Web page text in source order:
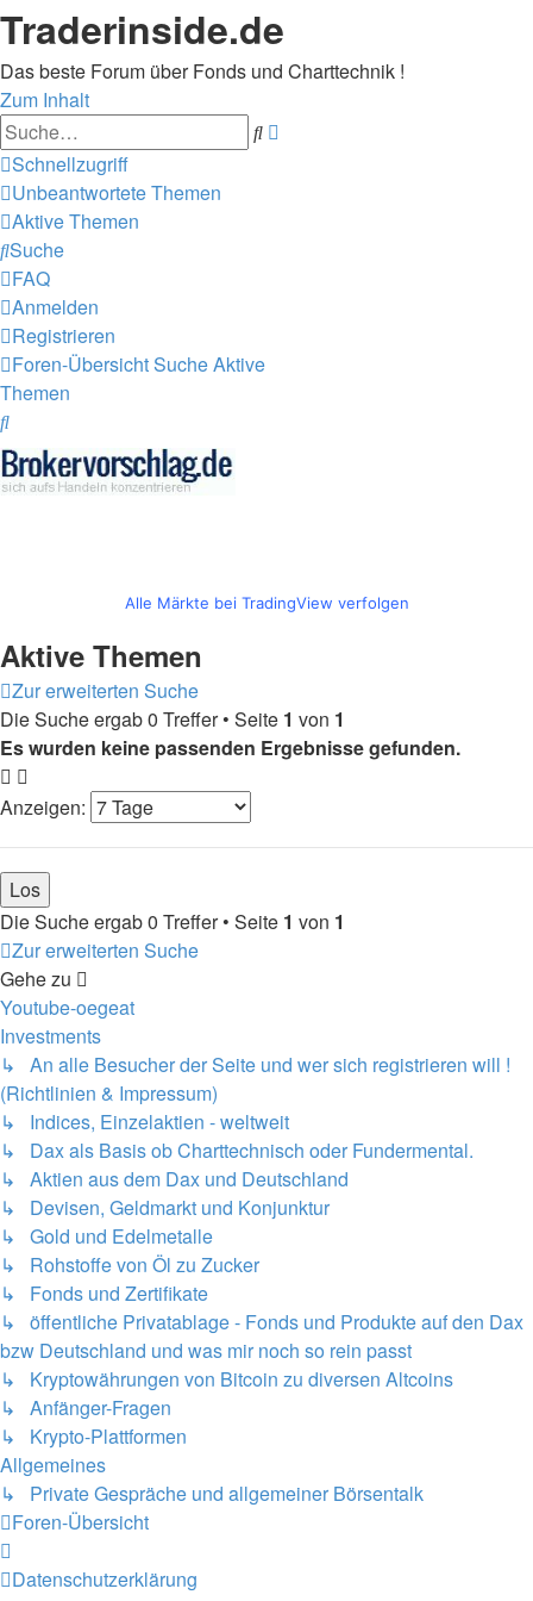
Traderinside.de
Das beste Forum über Fonds und Charttechnik !
Zum Inhalt
Suche
Schnellzugriff
Unbeantwortete Themen
Aktive Themen
Suche
FAQ
Anmelden
Registrieren
Foren-ÜbersichtSucheAktive
Themen
Suche
Alle Märkte bei TradingView verfolgen
Aktive Themen
Zur erweiterten Suche
Die Suche ergab 0 Treffer • Seite 1 von 1
Es wurden keine passenden Ergebnisse gefunden.
Anzeigen:
Die Suche ergab 0 Treffer • Seite 1 von 1
Zur erweiterten Suche
Gehe zu
Youtube-oegeat
Investments
↳ An alle Besucher der Seite und wer sich registrieren will !
(Richtlinien & Impressum)
↳ Indices, Einzelaktien - weltweit
↳ Dax als Basis ob Charttechnisch oder Fundermental.
↳ Aktien aus dem Dax und Deutschland
↳ Devisen, Geldmarkt und Konjunktur
↳ Gold und Edelmetalle
↳ Rohstoffe von Öl zu Zucker
↳ Fonds und Zertifikate
↳ öffentliche Privatablage - Fonds und Produkte auf den Dax
bzw Deutschland und was mir noch so rein passt
↳ Kryptowährungen von Bitcoin zu diversen Altcoins
↳ Anfänger-Fragen
↳ Krypto-Plattformen
Allgemeines
↳ Private Gespräche und allgemeiner Börsentalk
Foren-Übersicht
Datenschutzerklärung